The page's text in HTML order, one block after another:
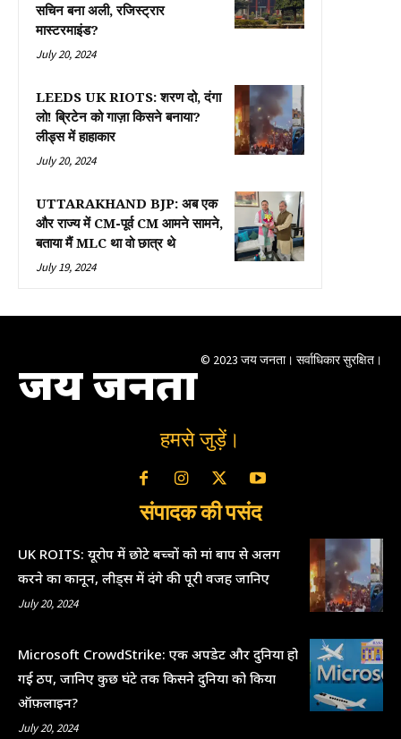
सचिन बना अली, रजिस्ट्रार
मास्टरमाइंड?
July 20, 2024
LEEDS UK RIOTS: शरण दो, दंगा
लो! ब्रिटेन को गाज़ा किसने बनाया?
लीड्स में हाहाकार
July 20, 2024
UTTARAKHAND BJP: अब एक
और राज्य में CM-पूर्व CM आमने सामने,
बताया मैं MLC था वो छात्र थे
July 19, 2024
जय जनता © 2023 जय जनता। सर्वाधिकार सुरक्षित।
हमसे जुड़ें।
संपादक की पसंद
UK ROITS: यूरोप में छोटे बच्चों को मां बाप से अलग
करने का कानून, लीड्स में दंगे की पूरी वजह जानिए
July 20, 2024
Microsoft CrowdStrike: एक अपडेट और दुनिया हो
गई ठप, जानिए कुछ घंटे तक किसने दुनिया को किया
ऑफ़लाइन?
July 20, 2024